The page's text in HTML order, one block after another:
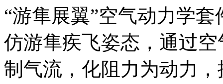
“游隼展翼”空气动力学套
仿游隼疾飞姿态，通过
制气流，化阻力为动力